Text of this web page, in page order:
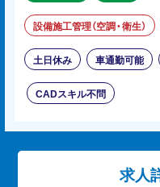
設備施工管理（空調・衛生）
土日休み 車通勤可能
CADスキル不問
求人